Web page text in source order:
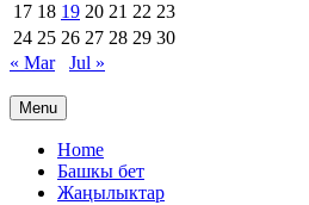
17 18 19 20 21 22 23
24 25 26 27 28 29 30
« Mar
Jul »
Menu
Primary
menu
Home
Башкы бет
Жаңылыктар